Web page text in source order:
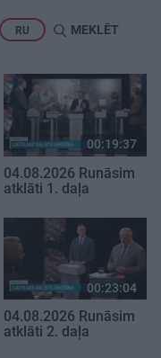
RU MEKLĒT
00:19:37
04.08.2026 Runāsim
atklāti 1. daļa
00:23:04
04.08.2026 Runāsim
atklāti 2. daļa